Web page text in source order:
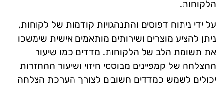
הלקוחות.
על ידי ניתוח דפוסים והתנהגויות קודמות של לקוחות,
ניתן להציע מוצרים ושירותים מותאמים אישית שימשכו
את תשומת הלב של הלקוחות. מדדים כמו שיעור
ההצלחה של קמפיינים מבוססי חיזוי ושיעור ההחזרות
יכולים לשמש כמדדים חשובים לצורך הערכת הצלחה